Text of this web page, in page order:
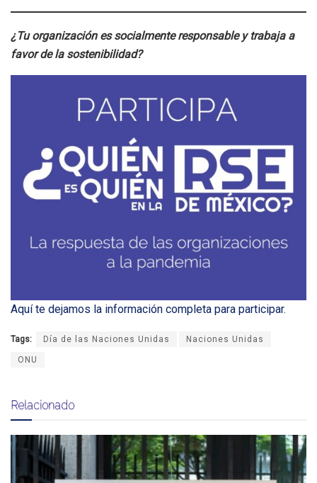
¿Tu organización es socialmente responsable y trabaja a
favor de la sostenibilidad?
Aquí te dejamos la información completa para participar.
Tags: Día de las Naciones Unidas Naciones Unidas
ONU
Relacionado